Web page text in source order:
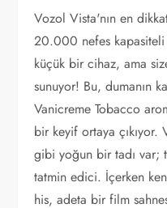
Vozol Vista'nın en
20.000 nefes kapasiteli
küçük bir cihaz, ama
sunuyor! Bu, dumanın
Vanicreme Tobacco
bir keyif ortaya çıkıyor.
gibi yoğun bir tadı var;
tatmin edici. İçerken
his, adeta bir film